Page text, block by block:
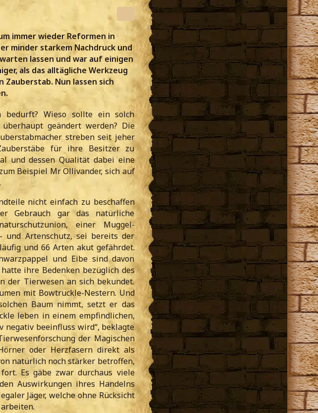
immer wieder Reformen in
minder starkem Nachdruck und
lassen und war auf einigen
als das alltägliche Werkzeug
Zauberstab. Nun lassen sich
bedurft? Wieso sollte ein solch
geändert werden? Die
streben seit jeher
für ihre Besitzer zu
und dessen Qualität dabei eine
Beispiel Mr Ollivander, sich auf
nicht einfach zu beschaffen
Gebrauch gar das natürliche
einer Muggel-
und Artenschutz, sei bereits der
und 66 Arten akut gefährdet.
und Eibe sind davon
ihre Bedenken bezüglich des
der Tierwesen an sich bekundet.
mit Bowtruckle-Nestern. Und
Baum nimmt, setzt er das
leben in einem empfindlichen,
negativ beeinfluss wird“, beklagte
der Magischen
oder Herzfasern direkt als
natürlich noch stärker betroffen,
Es gäbe zwar durchaus viele
Auswirkungen ihres Handelns
Jäger, welche ohne Rücksicht